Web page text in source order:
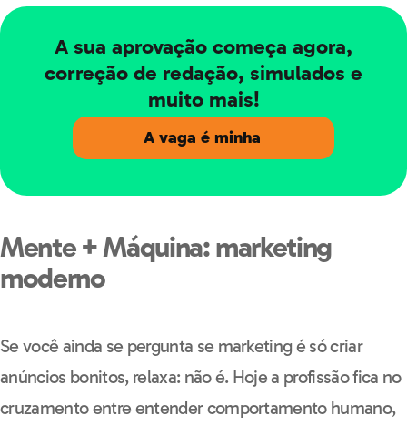
A sua aprovação começa agora,
correção de redação, simulados e
muito mais!
A vaga é minha
Mente + Máquina: marketing
moderno
Se você ainda se pergunta se marketing é só criar
anúncios bonitos, relaxa: não é. Hoje a profissão fica no
cruzamento entre entender comportamento humano,